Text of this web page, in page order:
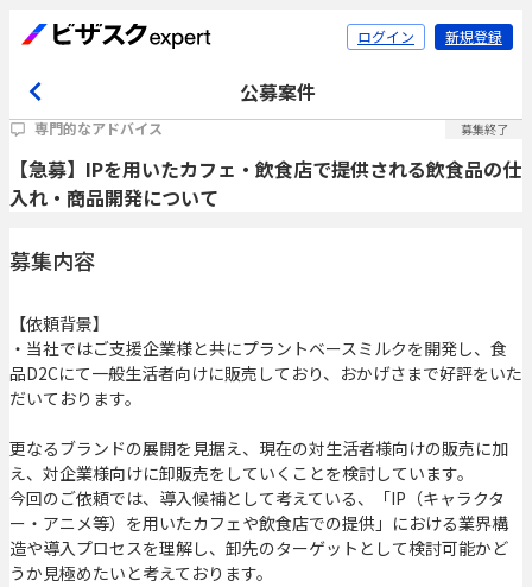
ログイン 新規登録
公募案件
専門的なアドバイス 募集終了
【急募】IPを用いたカフェ・飲食店で提供される飲食品の仕
入れ・商品開発について
募集内容
【依頼背景】
・当社ではご支援企業様と共にプラントベースミルクを開発し、食
品D2Cにて一般生活者向けに販売しており、おかげさまで好評をいた
だいております。
更なるブランドの展開を見据え、現在の対生活者様向けの販売に加
え、対企業様向けに卸販売をしていくことを検討しています。
今回のご依頼では、導入候補として考えている、「IP（キャラクタ
ー・アニメ等）を用いたカフェや飲食店での提供」における業界構
造や導入プロセスを理解し、卸先のターゲットとして検討可能かど
うか見極めたいと考えております。